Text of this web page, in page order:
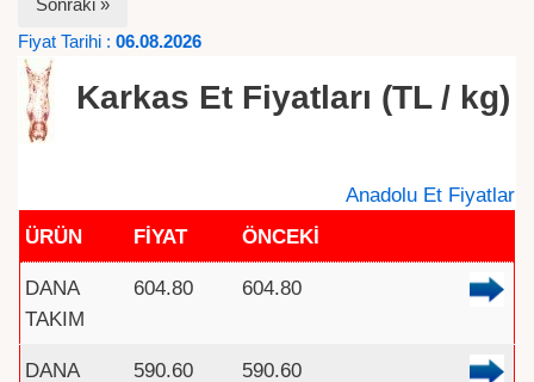
Fiyat Tarihi : 06.08.2026
Karkas Et Fiyatları (TL / kg)
Anadolu Et Fiyatlar
ÜRÜN
FİYAT ÖNCEKİ
DANA
TAKIM
604.80 604.80
DANA
590.60 590.60